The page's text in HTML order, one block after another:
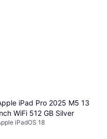
iPad Pro 2025 M5 13
WiFi 512 GB Silver
iPadOS 18